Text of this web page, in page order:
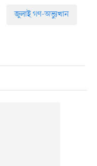
জুলাই গণ-অভ্যুত্থান